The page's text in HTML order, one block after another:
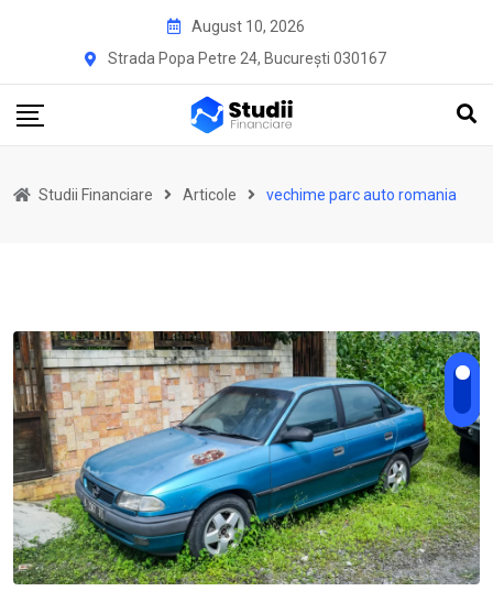
August 10, 2026
Strada Popa Petre 24, București 030167
Studii Financiare Articole vechime parc auto romania